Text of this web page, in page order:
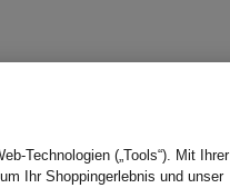
Technologien („Tools“). Mit Ihrer
Ihr Shoppingerlebnis und unser